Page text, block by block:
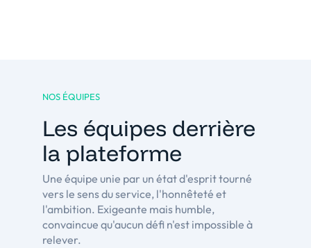
NOS ÉQUIPES
Les équipes derrière
la plateforme
Une équipe unie par un état d'esprit tourné
vers le sens du service, l'honnêteté et
l'ambition. Exigeante mais humble,
convaincue qu'aucun défi n'est impossible à
relever.